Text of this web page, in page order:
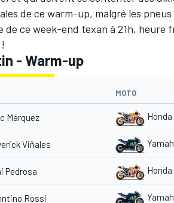
de ce warm-up, malgré les
de ce week-end texan à 21h, heure
- Warm-up
MOTO
Márquez Honda
Viñales
Pedrosa Honda
Rossi